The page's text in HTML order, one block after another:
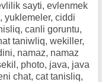
sayti, evlenmek
yuklemeler, ciddi
canli goruntu,
taniwliq, wekiller,
namaz, namaz
photo, java, java
chat, cat tanisliq,